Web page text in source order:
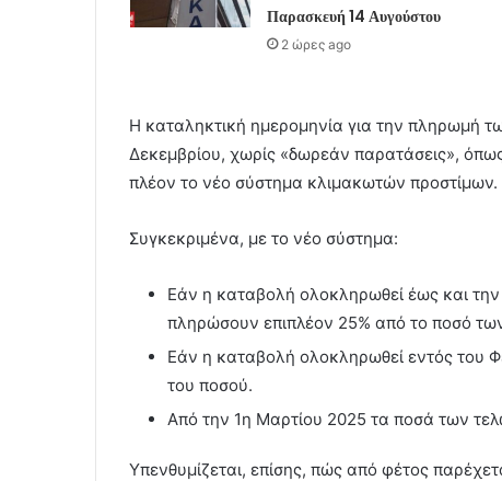
Παρασκευή 14 Αυγούστου
2 ώρες ago
Η καταληκτική ημερομηνία για την πληρωμή
Δεκεμβρίου, χωρίς «δωρεάν παρατάσεις»,
πλέον το νέο σύστημα κλιμακωτών προστίμων.
Συγκεκριμένα, με το νέο σύστημα:
Εάν η καταβολή ολοκληρωθεί έως και
πληρώσουν επιπλέον 25% από το ποσό
Εάν η καταβολή ολοκληρωθεί εντός του
του ποσού.
Από την 1η Μαρτίου 2025 τα ποσά των
Υπενθυμίζεται, επίσης, πώς από φέτος